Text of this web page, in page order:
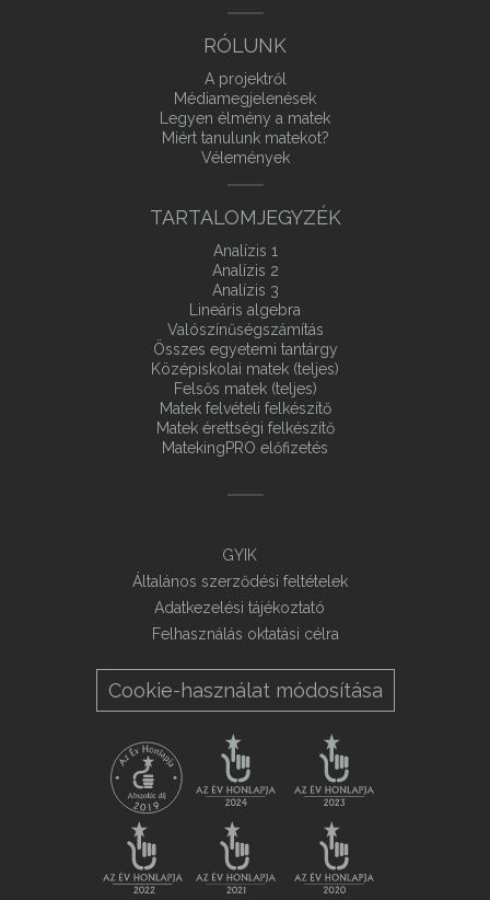
RÓLUNK
A projektről
Médiamegjelenések
Legyen élmény a matek
Miért tanulunk matekot?
Vélemények
TARTALOMJEGYZÉK
Analízis 1
Analízis 2
Analízis 3
Lineáris algebra
Valószínűségszámítás
Összes egyetemi tantárgy
Középiskolai matek (teljes)
Felsős matek (teljes)
Matek felvételi felkészítő
Matek érettségi felkészítő
MatekingPRO előfizetés
GYIK
Általános szerződési feltételek
Adatkezelési tájékoztató
Felhasználás oktatási célra
Cookie-használat módosítása